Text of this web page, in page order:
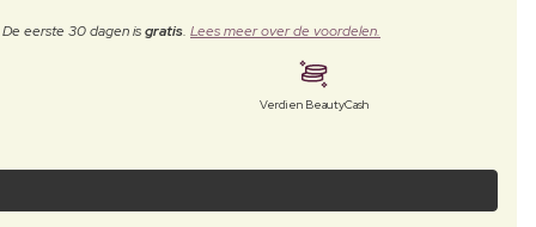
De eerste 30 dagen isgratis. Lees meer over de voordelen.
Verdien BeautyCash